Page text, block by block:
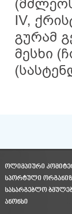
IV,
გურამ
მესხი
ᲝᲚᲘᲛᲞᲘᲣᲠᲘ
ᲡᲞᲝᲠᲢᲣᲚᲘ
ᲡᲐᲡᲐᲠᲒᲔᲑᲚᲝ
ᲐᲜᲝᲜᲡᲘ